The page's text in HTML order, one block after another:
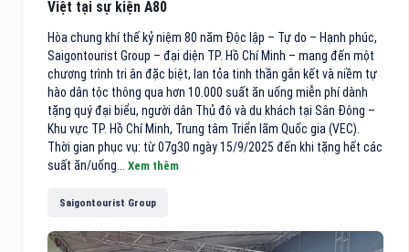
Việt tại sự kiện A80
Hòa chung khí thế kỷ niệm 80 năm Độc lập – Tự do – Hạnh phúc,
Saigontourist Group – đại diện TP. Hồ Chí Minh – mang đến một
chương trình tri ân đặc biệt, lan tỏa tinh thần gắn kết và niềm tự
hào dân tộc thông qua hơn 10.000 suất ăn uống miễn phí dành
tặng quý đại biểu, người dân Thủ đô và du khách tại Sân Đông –
Khu vực TP. Hồ Chí Minh, Trung tâm Triển lãm Quốc gia (VEC).
Thời gian phục vụ: từ 07g30 ngày 15/9/2025 đến khi tặng hết các
suất ăn/uống... Xem thêm
Saigontourist Group